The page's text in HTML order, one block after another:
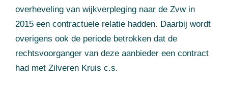
overheveling van wijkverpleging naar de Zvw in
2015 een contractuele relatie hadden. Daarbij wordt
overigens ook de periode betrokken dat de
rechtsvoorganger van deze aanbieder een contract
had met Zilveren Kruis c.s.